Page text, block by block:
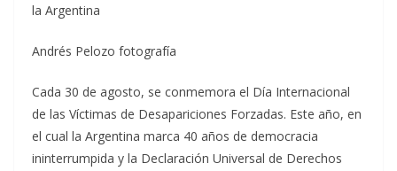
la Argentina
Andrés Pelozo fotografía
Cada 30 de agosto, se conmemora el Día Internacional
de las Víctimas de Desapariciones Forzadas. Este año, en
el cual la Argentina marca 40 años de democracia
ininterrumpida y la Declaración Universal de Derechos